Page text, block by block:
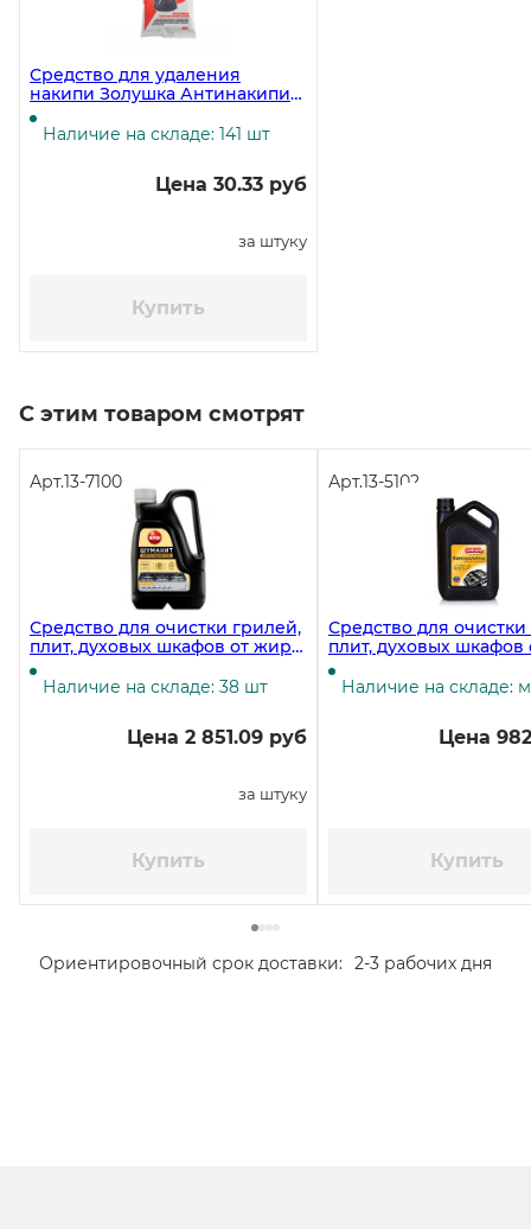
Средство для удаления
накипи Золушка Антинакипин
порошок, 100 г
Наличие на складе: 141 шт
Цена 30.33 руб
за штуку
Купить
С этим товаром смотрят
Арт.13-7100
Средство для очистки грилей,
плит, духовых шкафов от жира
Bagi Шуманит, 3 литра
Наличие на складе: 38 шт
Цена 2 851.09 руб
за штуку
Купить
Арт.13-5102
Средство для
плит, духовых шкафов
Unicum Gold, 3 литра
Наличие на складе:
Цена
Купить
Ориентировочный срок доставки: 2-3 рабочих дня